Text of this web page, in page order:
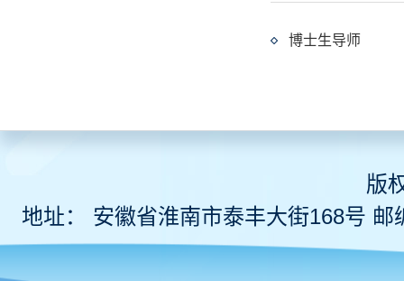
博士生导师
版
地址： 安徽省淮南市泰丰大街168号